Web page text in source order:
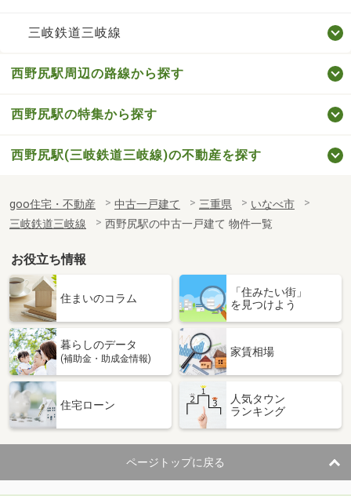
三岐鉄道三岐線
西野尻駅周辺の路線から探す
西野尻駅の特集から探す
西野尻駅(三岐鉄道三岐線)の不動産を探す
goo住宅・不動産 中古一戸建て 三重県
いなべ市
三岐鉄道三岐線
西野尻駅の中古一戸建て 物件一覧
お役立ち情報
住まいのコラム
「住みたい街」
を見つけよう
暮らしのデータ
(補助金・助成金情報)
家賃相場
住宅ローン
人気タウン
ランキング
ページトップに戻る